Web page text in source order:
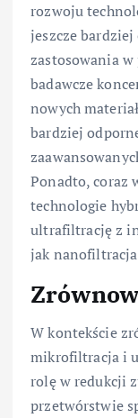
rozwoju
jeszcze
zastosowania
badawcze
nowych
bardziej
Ponadto, coraz
technologie
ultrafiltrację z
jak
W kontekście
mikrofiltracja i
rolę w redukcji
przetwórstwie